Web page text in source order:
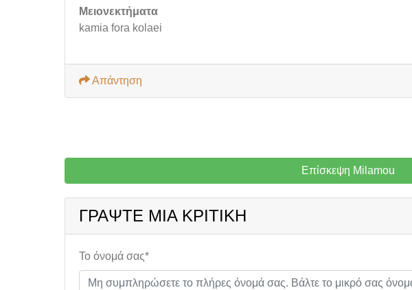
Μειονεκτήματα
kamia fora kolaei
Απάντηση
Επίσκεψη Milamou
ΓΡΆΨΤΕ ΜΙΑ ΚΡΙΤΙΚΉ
Το όνομά σας*